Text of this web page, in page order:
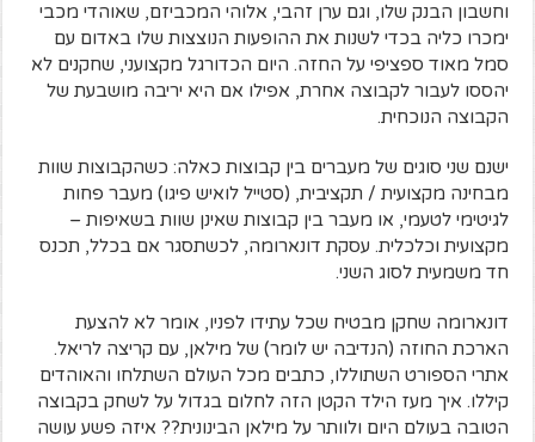
וחשבון הבנק שלו, וגם ערן זהבי, אלוהי המכביזם, שאוהדי מכבי
ימכרו כליה בכדי לשנות את ההופעות הנוצצות שלו באדום עם
סמל מאוד ספציפי על החזה. היום הכדורגל מקצועני, שחקנים לא
יהססו לעבור לקבוצה אחרת, אפילו אם היא יריבה מושבעת של
הקבוצה הנוכחית.
ישנם שני סוגים של מעברים בין קבוצות כאלה: כשהקבוצות שוות
מבחינה מקצועית / תקציבית, (סטייל לואיש פיגו) מעבר פחות
לגיטימי לטעמי, או מעבר בין קבוצות שאינן שוות בשאיפות –
מקצועית וכלכלית. עסקת דונארומה, לכשתסגר אם בכלל, תכנס
חד משמעית לסוג השני.
דונארומה שחקן מבטיח שכל עתידו לפניו, אומר לא להצעת
הארכת החוזה (הנדיבה יש לומר) של מילאן, עם קריצה לריאל.
אתרי הספורט השתוללו, כתבים מכל העולם השתלחו והאוהדים
קיללו. איך מעז הילד הקטן הזה לחלום בגדול על לשחק בקבוצה
הטובה בעולם היום ולוותר על מילאן הבינונית?? איזה פשע עושה